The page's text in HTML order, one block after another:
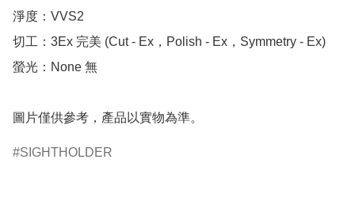
淨度：VVS2
切工：3Ex 完美 (Cut - Ex，Polish - Ex，Symmetry - Ex)
螢光：None 無
圖片僅供參考，產品以實物為準。
SIGHTHOLDER